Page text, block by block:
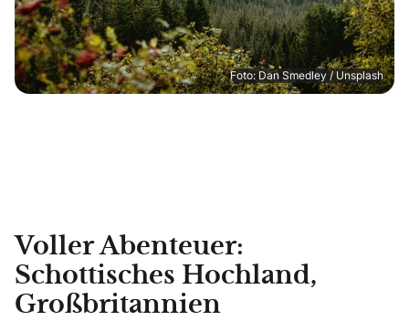
Foto: Dan Smedley / Unsplash
Voller Abenteuer:
Schottisches Hochland,
Großbritannien